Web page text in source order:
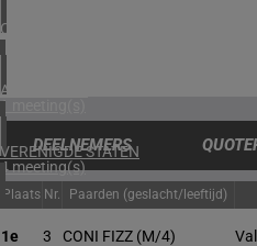
CHILI
1 meeting(s)
ARGENTINIË
1 meeting(s)
VERENIGDE STATEN
4 meeting(s)
DEELNEMERS
Plaats Nr. Paarden (geslacht/leeftijd)
1e 3 CONI FIZZ (M/4)